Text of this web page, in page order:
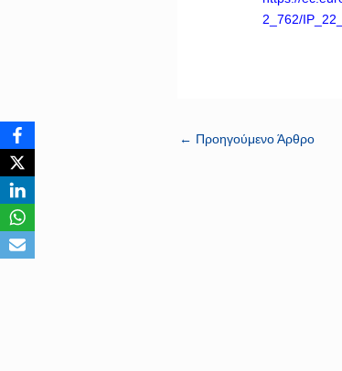
2_762/
← Προηγούμενο Άρθρο